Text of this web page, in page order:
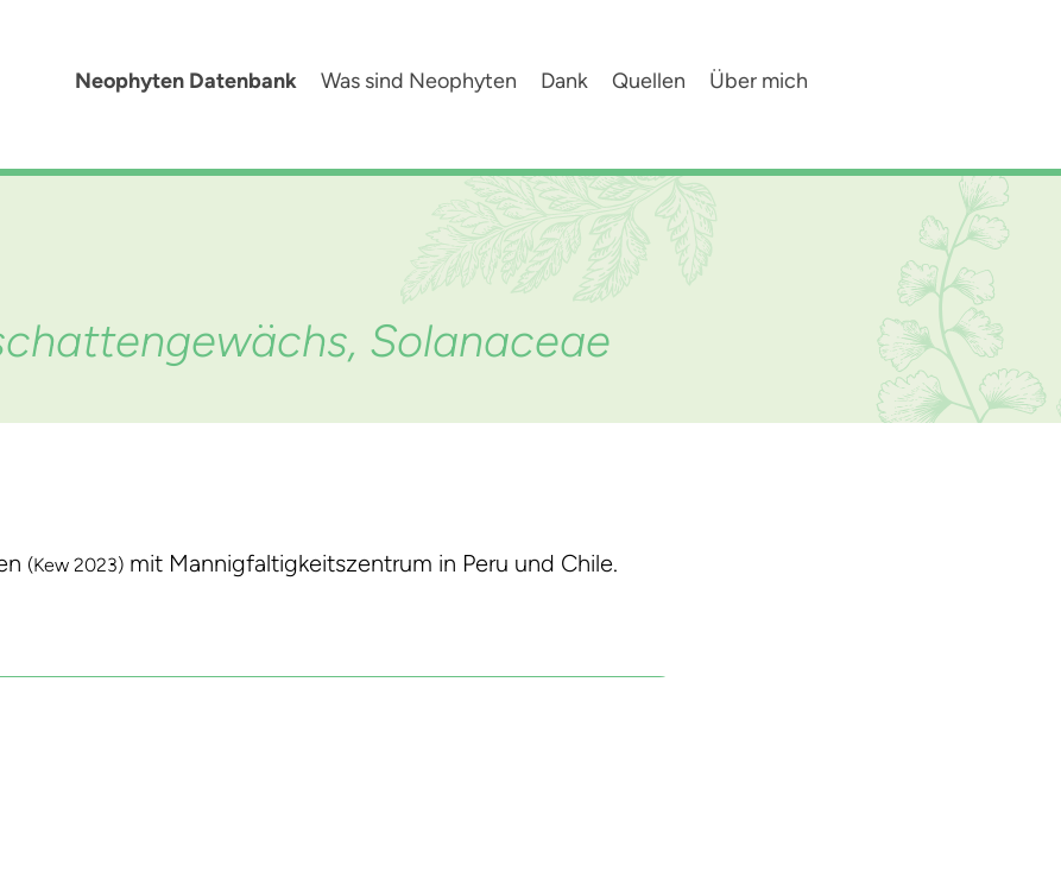
Neophyten Datenbank Was sind Neophyten Dank Quellen Über mich
Solanaceae
(Kew 2023) mit Mannigfaltigkeitszentrum in Peru und Chile.